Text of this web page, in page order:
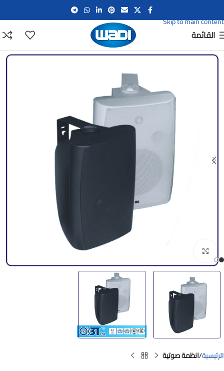
Skip to main content
القائمة
الرئيسية انظمة صوتية